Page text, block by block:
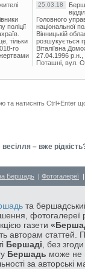
поліції
тільки
го
25.03.18
Головного
національної
Вінницькій
розшукується
Віталіївна
27.04.1996 р.н.,
Поташні, вул.
та натисніть Ctrl+Enter
весілля – вже
Бершадь | Фотогалереї
та
фотогалереї
газети
авторам статтей.
Бершаді , без
Бершадь може не
за авторські